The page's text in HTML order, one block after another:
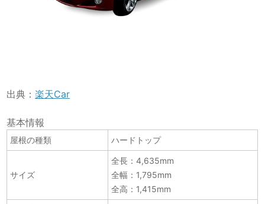
出典：楽天Car
基本情報
屋根の種類 ハードトップ
サイズ
全長：4,635mm
全幅：1,795mm
全高：1,415mm